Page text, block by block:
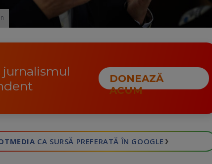
DONEAZĂ
ACUM
CA SURSĂ PREFERATĂ ÎN GOOGLE ›